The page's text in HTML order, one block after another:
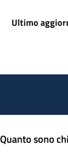
Ultimo
Quanto sono